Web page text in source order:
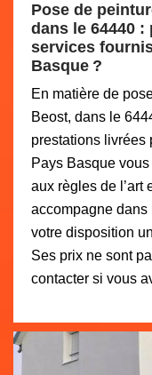
Pose de
dans le 64440
services
Basque ?
En matière de
Beost, dans le
prestations livrées
Pays Basque
aux règles de l’art
accompagne dans
votre disposition
Ses prix ne sont
contacter si vous